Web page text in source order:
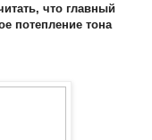
что главный
потепление тона